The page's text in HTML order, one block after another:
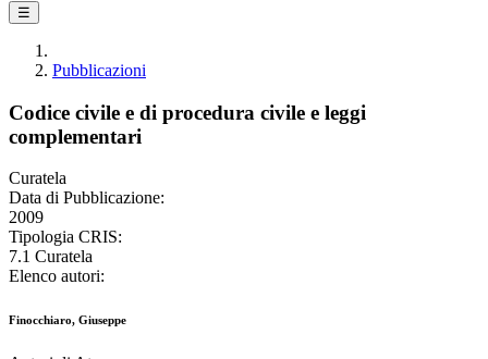
☰
Pubblicazioni
Codice civile e di procedura civile e leggi
complementari
Curatela
Data di Pubblicazione:
2009
Tipologia CRIS:
7.1 Curatela
Elenco autori:
Finocchiaro, Giuseppe